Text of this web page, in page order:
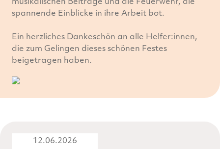
musikalischen Beiträge und die Feuerwehr, die
spannende Einblicke in ihre Arbeit bot.
Ein herzliches Dankeschön an alle Helfer:innen,
die zum Gelingen dieses schönen Festes
beigetragen haben.
12.06.2026